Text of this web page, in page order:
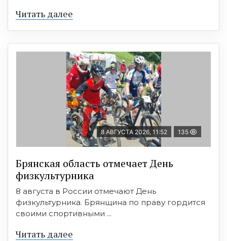
Читать далее
8 АВГУСТА 2026, 11:52 135
Брянская область отмечает День
физкультурника
8 августа в России отмечают День
физкультурника. Брянщина по праву гордится
своими спортивными ...
Читать далее